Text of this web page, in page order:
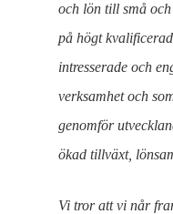
och lön till små
på högt
intresserade och
verksamhet och
genomför
ökad tillväxt,
Vi tror att vi når